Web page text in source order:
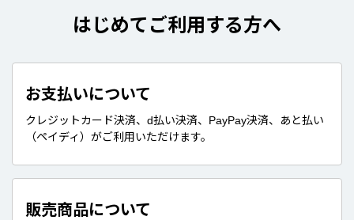
はじめてご利用する方へ
お支払いについて
クレジットカード決済、d払い決済、PayPay決済、あと払い
（ペイディ）がご利用いただけます。
販売商品について